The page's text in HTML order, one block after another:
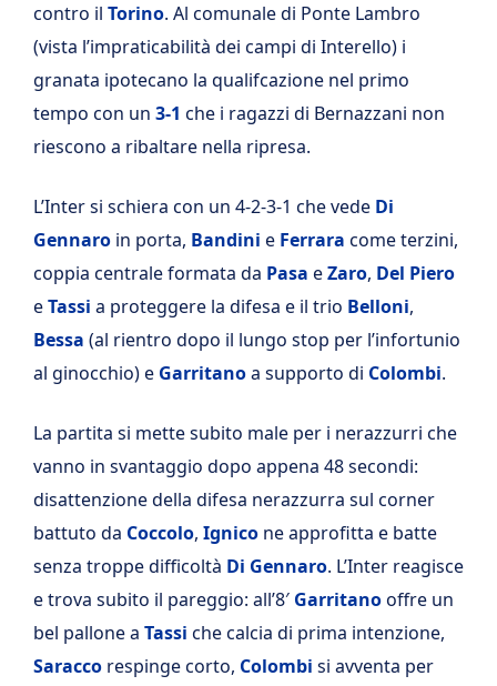
contro il Torino. Al comunale di Ponte Lambro
(vista l’impraticabilità dei campi di Interello) i
granata ipotecano la qualifcazione nel primo
tempo con un 3-1 che i ragazzi di Bernazzani non
riescono a ribaltare nella ripresa.
L’Inter si schiera con un 4-2-3-1 che vede Di
Gennaro in porta, Bandini e Ferrara come terzini,
coppia centrale formata da Pasa eZaro, Del Piero
eTassi a proteggere la difesa e il trio Belloni,
Bessa (al rientro dopo il lungo stop per l’infortunio
al ginocchio) e Garritanoa supporto di Colombi.
La partita si mette subito male per i nerazzurri che
vanno in svantaggio dopo appena 48 secondi:
disattenzione della difesa nerazzurra sul corner
battuto da Coccolo, Ignico ne approfitta e batte
senza troppe difficoltà Di Gennaro. L’Inter reagisce
e trova subito il pareggio: all’8′ Garritanooffre un
bel pallone a Tassi che calcia di prima intenzione,
Saracco respinge corto, Colombi si avventa per